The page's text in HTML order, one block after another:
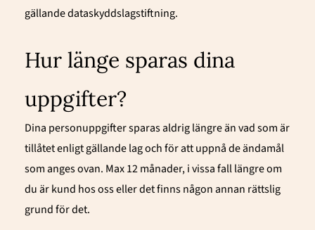
gällande dataskyddslagstiftning.
Hur länge sparas dina
uppgifter?
Dina personuppgifter sparas aldrig längre än vad som är
tillåtet enligt gällande lag och för att uppnå de ändamål
som anges ovan. Max 12 månader, i vissa fall längre om
du är kund hos oss eller det finns någon annan rättslig
grund för det.